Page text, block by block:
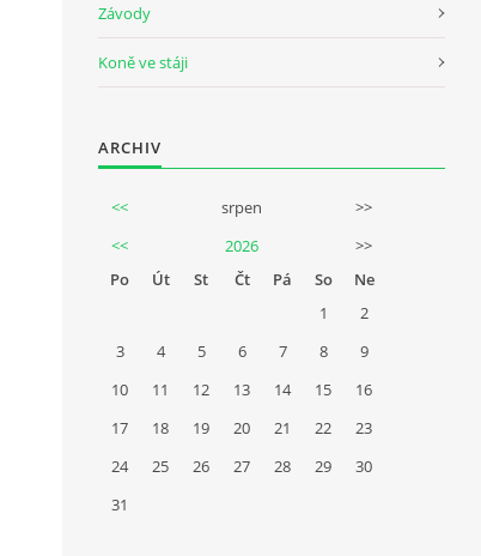
Závody
Koně ve stáji
ARCHIV
<< srpen
>>
<<
2026
>>
Po
Út St Čt Pá So
Ne
1
2
3
4 5 6 7 8
9
10
11 12 13 14 15
16
17
18 19 20 21 22
23
24
25 26 27 28 29
30
31